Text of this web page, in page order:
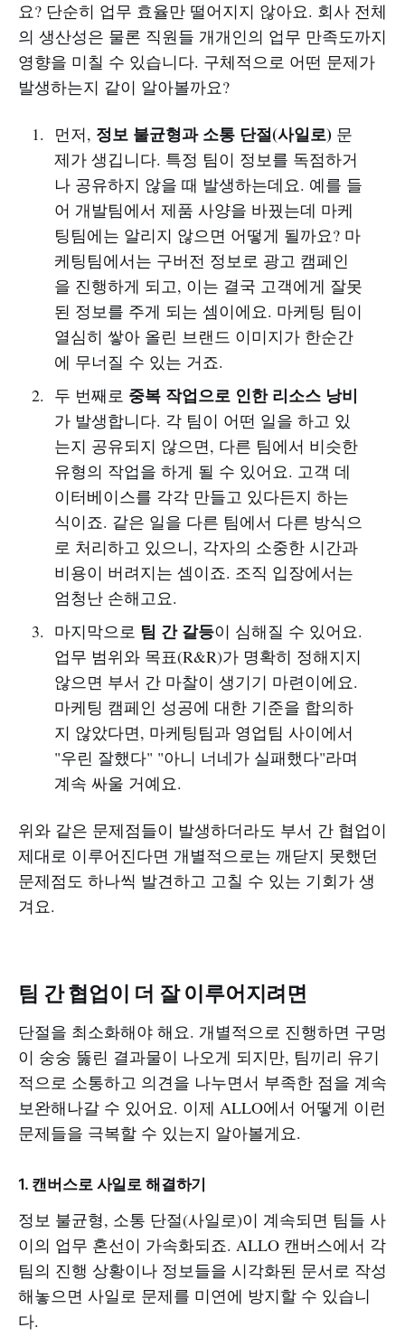
요? 단순히 업무 효율만 떨어지지 않아요. 회사 전체
의 생산성은 물론 직원들 개개인의 업무 만족도까지
영향을 미칠 수 있습니다. 구체적으로 어떤 문제가
발생하는지 같이 알아볼까요?
먼저, 정보 불균형과 소통 단절(사일로)문
제가 생깁니다. 특정 팀이 정보를 독점하거
나 공유하지 않을 때 발생하는데요. 예를 들
어 개발팀에서 제품 사양을 바꿨는데 마케
팅팀에는 알리지 않으면 어떻게 될까요? 마
케팅팀에서는 구버전 정보로 광고 캠페인
을 진행하게 되고, 이는 결국 고객에게 잘못
된 정보를 주게 되는 셈이에요. 마케팅 팀이
열심히 쌓아 올린 브랜드 이미지가 한순간
에 무너질 수 있는 거죠.
두 번째로 중복 작업으로 인한 리소스 낭비
가 발생합니다. 각 팀이 어떤 일을 하고 있
는지 공유되지 않으면, 다른 팀에서 비슷한
유형의 작업을 하게 될 수 있어요. 고객 데
이터베이스를 각각 만들고 있다든지 하는
식이죠. 같은 일을 다른 팀에서 다른 방식으
로 처리하고 있으니, 각자의 소중한 시간과
비용이 버려지는 셈이죠. 조직 입장에서는
엄청난 손해고요.
마지막으로 팀 간 갈등이 심해질 수 있어요.
업무 범위와 목표(R&R)가 명확히 정해지지
않으면 부서 간 마찰이 생기기 마련이에요.
마케팅 캠페인 성공에 대한 기준을 합의하
지 않았다면, 마케팅팀과 영업팀 사이에서
"우린 잘했다" "아니 너네가 실패했다"라며
계속 싸울 거예요.
위와 같은 문제점들이 발생하더라도 부서 간 협업이
제대로 이루어진다면 개별적으로는 깨닫지 못했던
문제점도 하나씩 발견하고 고칠 수 있는 기회가 생
겨요.
팀 간 협업이 더 잘 이루어지려면
단절을 최소화해야 해요. 개별적으로 진행하면 구멍
이 숭숭 뚫린 결과물이 나오게 되지만, 팀끼리 유기
적으로 소통하고 의견을 나누면서 부족한 점을 계속
보완해나갈 수 있어요. 이제 ALLO에서 어떻게 이런
문제들을 극복할 수 있는지 알아볼게요.
1. 캔버스로 사일로 해결하기
정보 불균형, 소통 단절(사일로)이 계속되면 팀들 사
이의 업무 혼선이 가속화되죠. ALLO 캔버스에서 각
팀의 진행 상황이나 정보들을 시각화된 문서로 작성
해놓으면 사일로 문제를 미연에 방지할 수 있습니
다.